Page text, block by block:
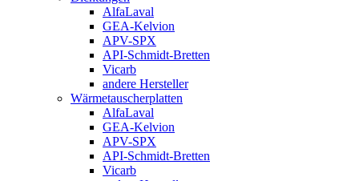
AlfaLaval
GEA-Kelvion
APV-SPX
API-Schmidt-Bretten
Vicarb
andere Hersteller
Wärmetauscherplatten
AlfaLaval
GEA-Kelvion
APV-SPX
API-Schmidt-Bretten
Vicarb